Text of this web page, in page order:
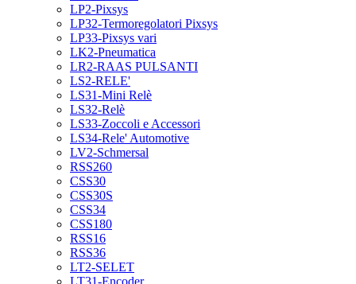
LP2-Pixsys
LP32-Termoregolatori Pixsys
LP33-Pixsys vari
LK2-Pneumatica
LR2-RAAS PULSANTI
LS2-RELE'
LS31-Mini Relè
LS32-Relè
LS33-Zoccoli e Accessori
LS34-Rele' Automotive
LV2-Schmersal
RSS260
CSS30
CSS30S
CSS34
CSS180
RSS16
RSS36
LT2-SELET
LT31-Encoder